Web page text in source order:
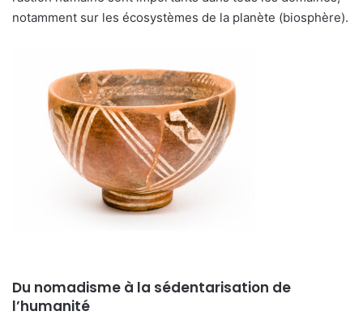
notamment sur les écosystèmes de la planète (biosphère).
Du nomadisme à la sédentarisation de
l’humanité